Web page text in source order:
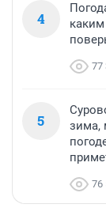
4
77
5
зима,
76